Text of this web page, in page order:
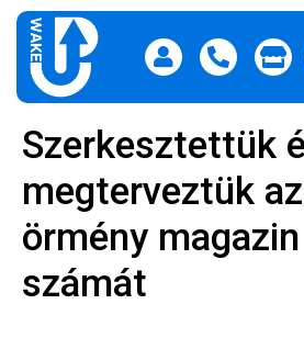
Szerkesztettük
megterveztük
örmény
számát